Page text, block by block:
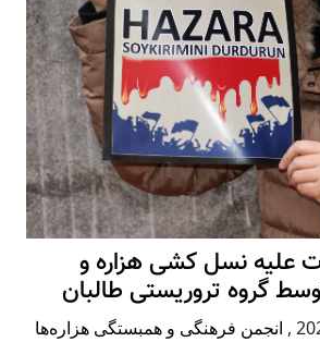
علیه نسل کشی هزاره و
گروه تروریستی طالبان
, انجمن فرهنگی و همبستگی هزاره‌ها